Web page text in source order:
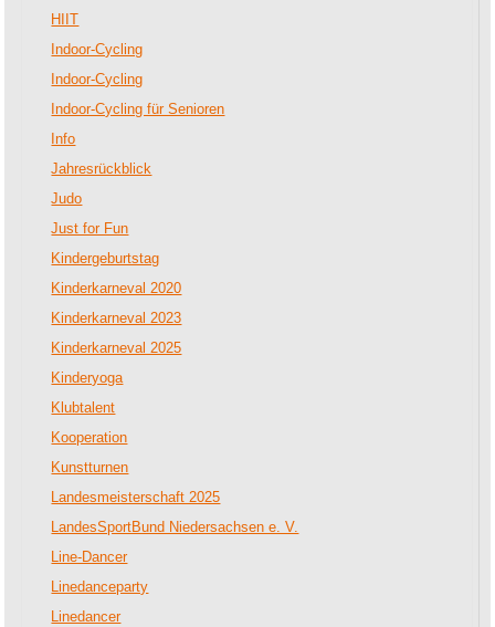
HIIT
Indoor-Cycling
Indoor-Cycling
Indoor-Cycling für Senioren
Info
Jahresrückblick
Judo
Just for Fun
Kindergeburtstag
Kinderkarneval 2020
Kinderkarneval 2023
Kinderkarneval 2025
Kinderyoga
Klubtalent
Kooperation
Kunstturnen
Landesmeisterschaft 2025
LandesSportBund Niedersachsen e. V.
Line-Dancer
Linedanceparty
Linedancer